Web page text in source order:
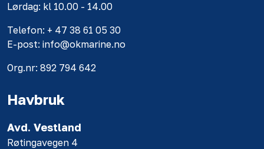
Lørdag: kl 10.00 - 14.00
Telefon: + 47 38 61 05 30
E-post: info@okmarine.no
Org.nr: 892 794 642
Havbruk
Avd. Vestland
Røtingavegen 4